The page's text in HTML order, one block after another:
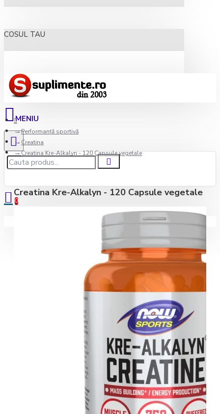
COSUL TAU
0
Performanță sportivă
Creatina
Creatina Kre-Alkalyn - 120 Capsule vegetale
Creatina Kre-Alkalyn - 120 Capsule vegetale